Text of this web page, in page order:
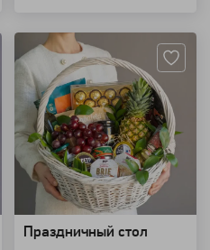
Праздничный стол